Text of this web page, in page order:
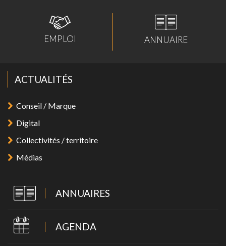
EMPLOI ANNUAIRE
ACTUALITÉS
Conseil / Marque
Digital
Collectivités / territoire
Médias
ANNUAIRES
AGENDA